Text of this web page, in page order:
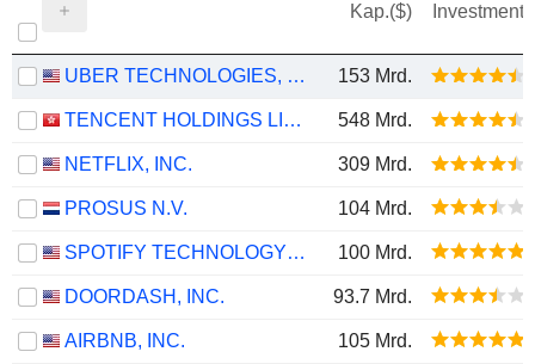
Kap.($) Investment
UBER TECHNOLOGIES, INC. 153 Mrd.
TENCENT HOLDINGS LIMITED 548 Mrd.
NETFLIX, INC. 309 Mrd.
PROSUS N.V. 104 Mrd.
SPOTIFY TECHNOLOGY S.A. 100 Mrd.
DOORDASH, INC. 93.7 Mrd.
AIRBNB, INC. 105 Mrd.